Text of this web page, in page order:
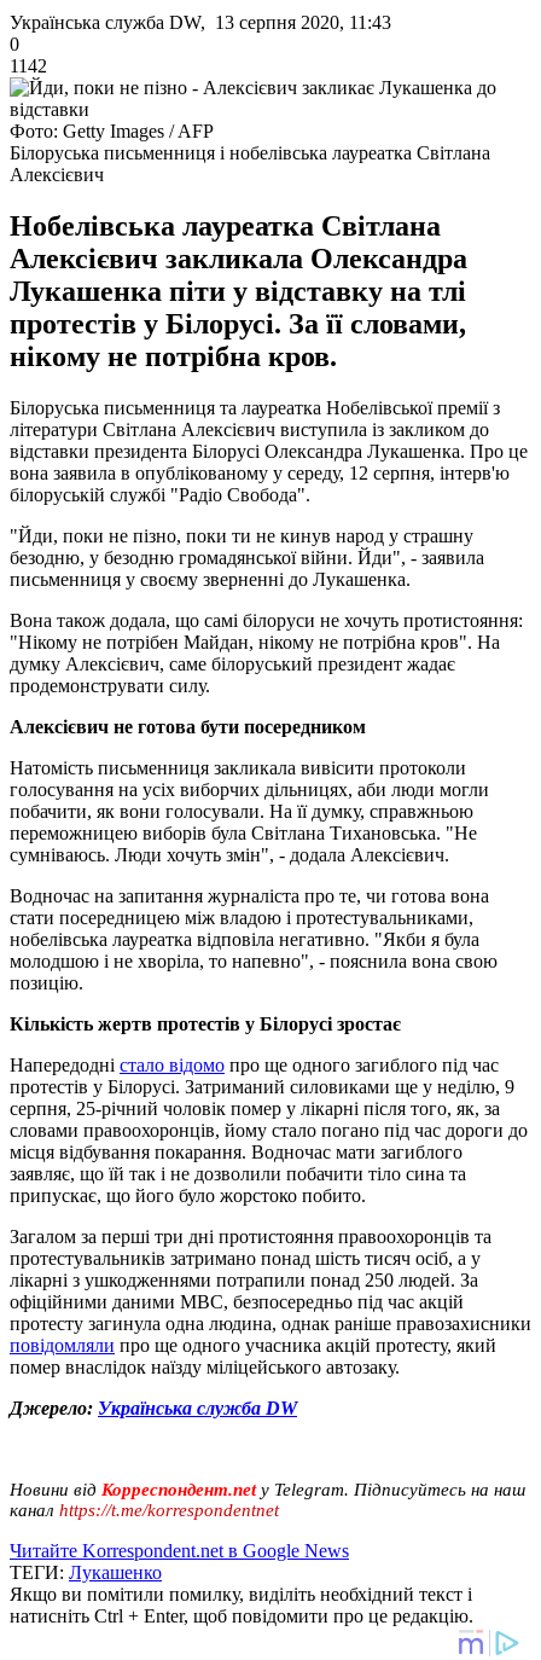
Українська служба DW, 13 серпня 2020, 11:43
0
1142
Фото: Getty Images / AFP
Білоруська письменниця і нобелівська лауреатка Світлана
Алексієвич
Нобелівська лауреатка Світлана
Алексієвич закликала Олександра
Лукашенка піти у відставку на тлі
протестів у Білорусі. За її словами,
нікому не потрібна кров.
Білоруська письменниця та лауреатка Нобелівської премії з
літератури Світлана Алексієвич виступила із закликом до
відставки президента Білорусі Олександра Лукашенка. Про це
вона заявила в опублікованому у середу, 12 серпня, інтерв'ю
білоруській службі "Радіо Свобода".
"Йди, поки не пізно, поки ти не кинув народ у страшну
безодню, у безодню громадянської війни. Йди", - заявила
письменниця у своєму зверненні до Лукашенка.
Вона також додала, що самі білоруси не хочуть протистояння:
"Нікому не потрібен Майдан, нікому не потрібна кров". На
думку Алексієвич, саме білоруський президент жадає
продемонструвати силу.
Алексієвич не готова бути посередником
Натомість письменниця закликала вивісити протоколи
голосування на усіх виборчих дільницях, аби люди могли
побачити, як вони голосували. На її думку, справжньою
переможницею виборів була Світлана Тихановська. "Не
сумніваюсь. Люди хочуть змін", - додала Алексієвич.
Водночас на запитання журналіста про те, чи готова вона
стати посередницею між владою і протестувальниками,
нобелівська лауреатка відповіла негативно. "Якби я була
молодшою і не хворіла, то напевно", - пояснила вона свою
позицію.
Кількість жертв протестів у Білорусі зростає
Напередодні стало відомо про ще одного загиблого під час
протестів у Білорусі. Затриманий силовиками ще у неділю, 9
серпня, 25-річний чоловік помер у лікарні після того, як, за
словами правоохоронців, йому стало погано під час дороги до
місця відбування покарання. Водночас мати загиблого
заявляє, що їй так і не дозволили побачити тіло сина та
припускає, що його було жорстоко побито.
Загалом за перші три дні протистояння правоохоронців та
протестувальників затримано понад шість тисяч осіб, а у
лікарні з ушкодженнями потрапили понад 250 людей. За
офіційними даними МВС, безпосередньо під час акцій
протесту загинула одна людина, однак раніше правозахисники
повідомляли про ще одного учасника акцій протесту, який
помер внаслідок наїзду міліцейського автозаку.
Джерело: Українська служба DW
Новини від Корреспондент.netу Telegram. Підписуйтесь на наш
канал https://t.me/korrespondentnet
Читайте Korrespondent.net в Google News
ТЕГИ: Лукашенко
Якщо ви помітили помилку, виділіть необхідний текст і
натисніть Ctrl + Enter, щоб повідомити про це редакцію.